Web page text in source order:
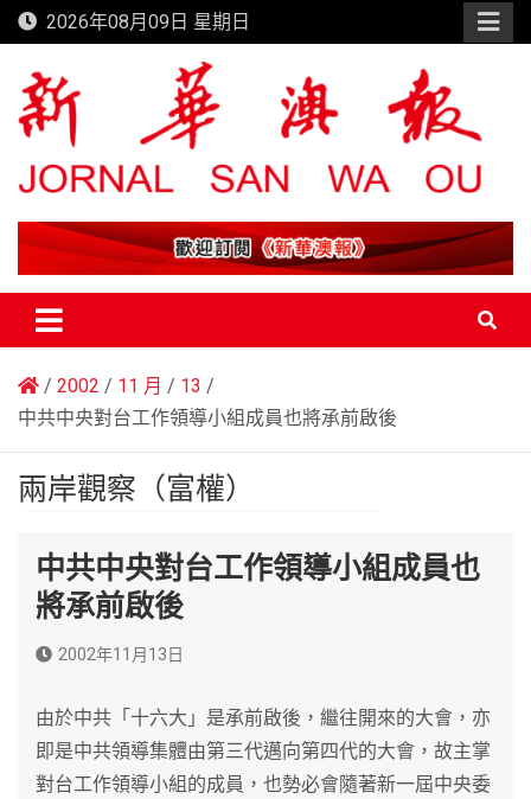
Skip
to
content
2026年08月09日 星期日
新華澳報
2002 11 月
13
中共中央對台工作領導小組成員也將承前啟後
兩岸觀察（富權）
中共中央對台工作領導小組成員也
將承前啟後
2002年11月13日
由於中共「十六大」是承前啟後，繼往開來的大會，亦
即是中共領導集體由第三代邁向第四代的大會，故主掌
對台工作領導小組的成員，也勢必會隨著新一屆中央委